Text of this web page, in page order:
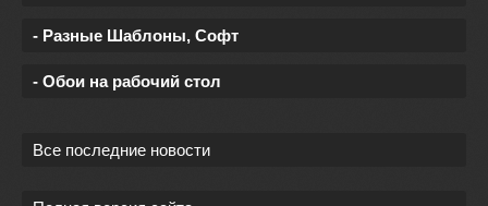
- Разные Шаблоны, Софт
- Обои на рабочий стол
Все последние новости